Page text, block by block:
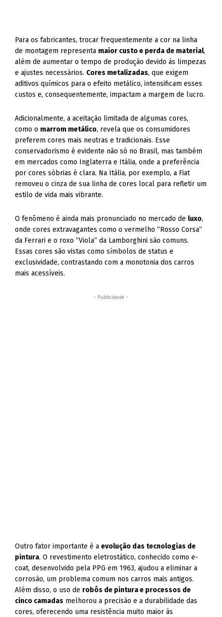
Para os fabricantes, trocar frequentemente a cor na linha
de montagem representa maior custo e perda de material,
além de aumentar o tempo de produção devido às limpezas
e ajustes necessários. Cores metalizadas, que exigem
aditivos químicos para o efeito metálico, intensificam esses
custos e, consequentemente, impactam a margem de lucro.
Adicionalmente, a aceitação limitada de algumas cores,
como o marrom metálico, revela que os consumidores
preferem cores mais neutras e tradicionais. Esse
conservadorismo é evidente não só no Brasil, mas também
em mercados como Inglaterra e Itália, onde a preferência
por cores sóbrias é clara. Na Itália, por exemplo, a Fiat
removeu o cinza de sua linha de cores local para refletir um
estilo de vida mais vibrante.
O fenômeno é ainda mais pronunciado no mercado de luxo,
onde cores extravagantes como o vermelho “Rosso Corsa”
da Ferrari e o roxo “Viola” da Lamborghini são comuns.
Essas cores são vistas como símbolos de status e
exclusividade, contrastando com a monotonia dos carros
mais acessíveis.
- Publicidade -
Outro fator importante é aevolução das tecnologias de
pintura. O revestimento eletrostático, conhecido como e-
coat, desenvolvido pela PPG em 1963, ajudou a eliminar a
corrosão, um problema comum nos carros mais antigos.
Além disso, o uso de robôs de pintura e processos de
cinco camadas melhorou a precisão e a durabilidade das
cores, oferecendo uma resistência muito maior às